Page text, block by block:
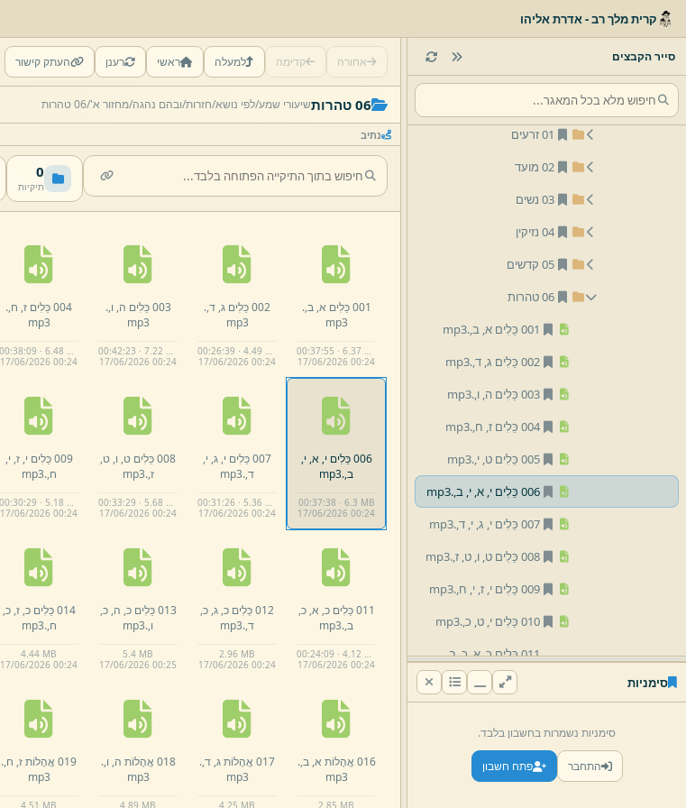
קרית מלך רב - אדרת אליהו
סייר הקבצים
חזרות
מחזור א'
01 זרעים
02 מועד
03 נשים
04 נזיקין
05 קדשים
06 טהרות
001 כֵּלִים א,
ב,.
mp3
002 כֵּלִים ג,
ד,.
mp3
003 כֵּלִים ה,
ו,.
mp3
004 כֵּלִים ז,
ח,.
mp3
005 כֵּלִים ט,
י,.
mp3
006 כֵּלִים י,
א, י, ב,.
mp3
007 כֵּלִים י,
ג, י, ד,.
mp3
008 כֵּלִים ט,
ו, ט, ז,.
mp3
009 כֵּלִים י,
ז, י, ח,.
mp3
010 כֵּלִים י,
ט, כ,.
mp3
011 כֵּלִים כ,
א,כ,ב,.
mp3
012 כֵּלִים כ,
ג,כ,ד,.
013 כֵּלִים כ,
ה,
014 כֵּלִים כ,
ז,כ,
סימניות
סימניות נשמרות בחשבון בלבד.
התחבר פתח חשבון
אחורה קדימה למעלה ראשי רענן העתק קישור
06 טהרות שיעורי שמע/לפי נושא/חזרות/ובהם נהגה/מחזור א'/06 טהרות
נתיב
0
תיקיות
001 כֵּלִים א, ב,.
mp3
00:37:55 · 6.37 MB
17/06/2026 00:24
002 כֵּלִים ג, ד,.
mp3
00:26:39 · 4.49 MB
17/06/2026 00:24
003 כֵּלִים ה, ו,.
mp3
00:42:23 · 7.22 MB
17/06/2026 00:24
004 כֵּלִים ז, ח,.
mp3
00:38:09 · 6.48 MB
17/06/2026 00:24
006 כֵּלִים י, א, י,
ב,.
mp3
00:37:38 · 6.3 MB
17/06/2026 00:24
007 כֵּלִים י, ג, י,
ד,.
mp3
00:31:26 · 5.36 MB
17/06/2026 00:24
008 כֵּלִים ט, ו, ט,
ז,.
mp3
00:33:29 · 5.68 MB
17/06/2026 00:24
009 כֵּלִים י, ז, י,
ח,.
mp3
00:30:29 · 5.18 MB
17/06/2026 00:24
011 כֵּלִים כ, א, כ,
ב,.
mp3
00:24:09 · 4.12 MB
17/06/2026 00:24
012 כֵּלִים כ, ג, כ,
ד,.
mp3
2.96 MB
17/06/2026 00:24
013 כֵּלִים כ, ה, כ,
ו,.
mp3
5.4 MB
17/06/2026 00:25
014 כֵּלִים כ, ז, כ,
ח,.
mp3
4.44 MB
17/06/2026 00:24
016 אֲהָלוֹת א, ב,.
mp3
2. 85 MB
017 אֲהָלוֹת ג, ד,.
mp3
4. 25 MB
018 אֲהָלוֹת ה, ו,.
mp3
4. 89 MB
019 אֲהָלוֹת ז, ח,.
mp3
4. 51 MB